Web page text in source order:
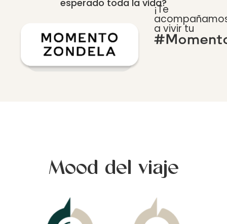
esperado toda la vida?
¡Te
a vivir tu
Mood del viaje